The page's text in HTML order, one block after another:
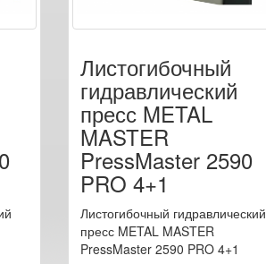
Листогибочный
гидравлический
пресс METAL
MASTER
PressMaster 2590
PRO 4+1
Листогибочный гидравлический
пресс METAL MASTER
PressMaster 2590 PRO 4+1